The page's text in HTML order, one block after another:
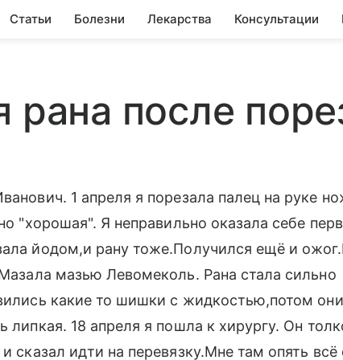
Статьи Болезни Лекарства Консультации
после
1 апреля я порезала палец на руке
"хорошая". Я неправильно оказала себе
йодом,и рану тоже.Получился ещё и
мазью Левомеколь. Рана стала сильно
какие то шишки с жидкостью,потом
липкая. 18 апреля я пошла к хирургу. Он
сказал идти на перевязку.Мне там опять всё